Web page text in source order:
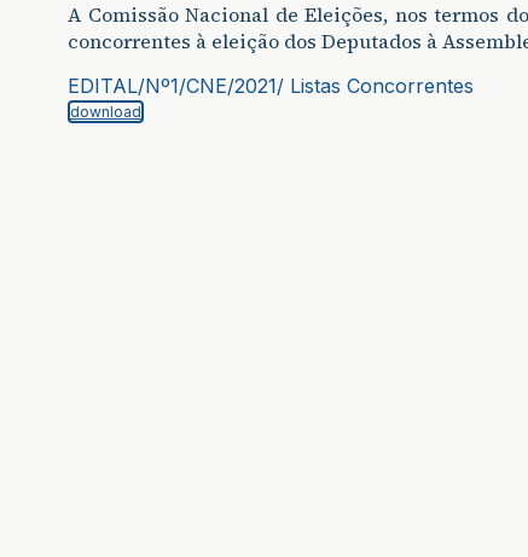
A Comissão Nacional de Eleições, nos termos
concorrentes à eleição dos Deputados à
EDITAL/Nº1/CNE/2021/ Listas Concorrentes
download